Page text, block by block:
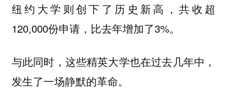
纽约大学则创下了历史新高，共收超
120,000份申请，比去年增加了3%。
与此同时，这些精英大学也在过去几年中，
发生了一场静默的革命。